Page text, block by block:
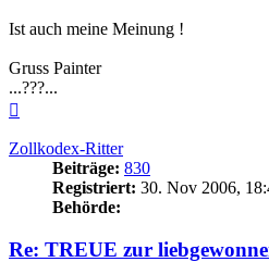
Ist auch meine Meinung !
Gruss Painter
...???...
Zollkodex-Ritter
Beiträge: 830
Registriert: 30. Nov 2006,
Behörde:
Re: TREUE zur